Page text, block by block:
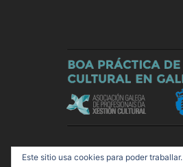
Este sitio usa cookies para poder traballar.